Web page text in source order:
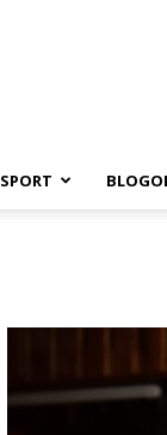
SPORT